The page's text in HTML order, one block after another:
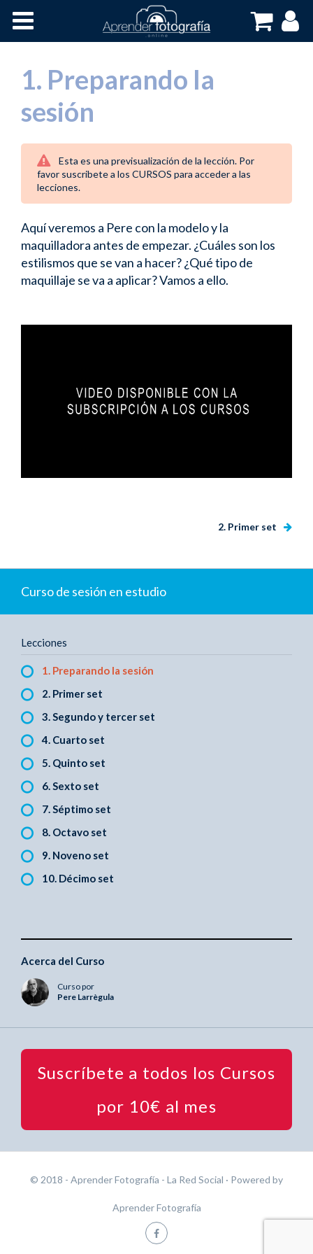
1. Preparando la
sesión
Esta es una previsualización de la lección. Por
favor suscribete a los CURSOS para acceder a las
lecciones.
Aquí veremos a Pere con la modelo y la
maquilladora antes de empezar. ¿Cuáles son los
estilismos que se van a hacer? ¿Qué tipo de
maquillaje se va a aplicar? Vamos a ello.
2. Primer set
Curso de sesión en estudio
Lecciones
1. Preparando la sesión
2. Primer set
3. Segundo y tercer set
4. Cuarto set
5. Quinto set
6. Sexto set
7. Séptimo set
8. Octavo set
9. Noveno set
10. Décimo set
Acerca del Curso
Curso por
Pere Larrègula
Suscríbete a todos los Cursos
por 10€ al mes
© 2018 - Aprender Fotografía - La Red Social · Powered by
Aprender Fotografía